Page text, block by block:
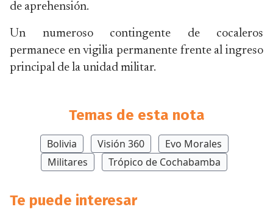
de aprehensión.
Un numeroso contingente de cocaleros
permanece en vigilia permanente frente al ingreso
principal de la unidad militar.
Temas de esta nota
Bolivia Visión 360
Evo Morales
Militares
Trópico de Cochabamba
Te puede interesar